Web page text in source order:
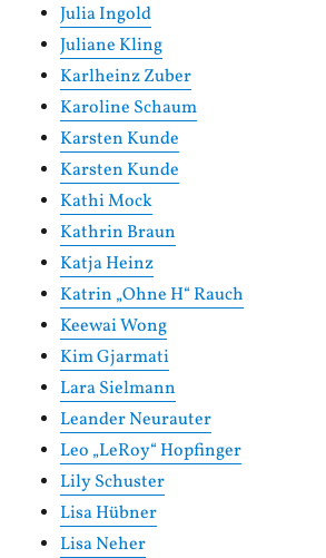
Julia Ingold
Juliane Kling
Karlheinz Zuber
Karoline Schaum
Karsten Kunde
Karsten Kunde
Kathi Mock
Kathrin Braun
Katja Heinz
Katrin „Ohne H“ Rauch
Keewai Wong
Kim Gjarmati
Lara Sielmann
Leander Neurauter
Leo „LeRoy“ Hopfinger
Lily Schuster
Lisa Hübner
Lisa Neher